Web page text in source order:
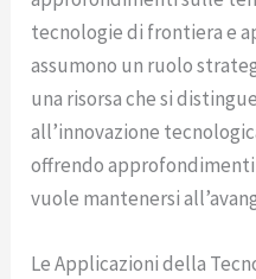
tecnologie di frontiera e
assumono un ruolo
una risorsa che si
all’innovazione
offrendo
vuole mantenersi
Le Applicazioni della